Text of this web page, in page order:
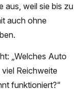
aus, weil sie bis zu
auch ohne
„Welches Auto
Reichweite
funktioniert?“